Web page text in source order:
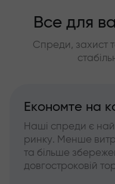
Все для
Спреди, захист
Економте на
Наші спреди є
ринку. Менше
та більше
довгостроковій